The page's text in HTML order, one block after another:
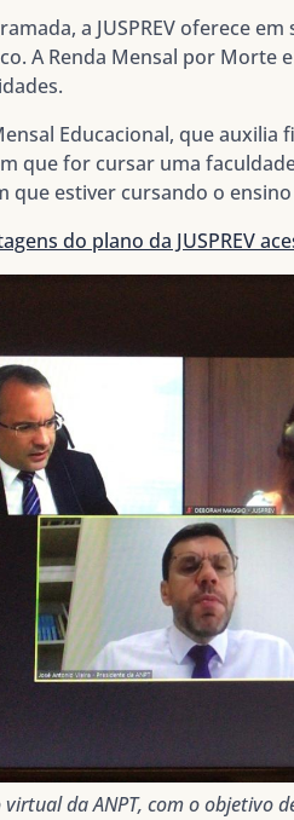
, a JUSPREV oferece
ARenda Mensal por Morte
Educacional, que auxilia
que for cursar uma
que estiver cursando o
do plano da JUSPREV
da ANPT, com o objetivo